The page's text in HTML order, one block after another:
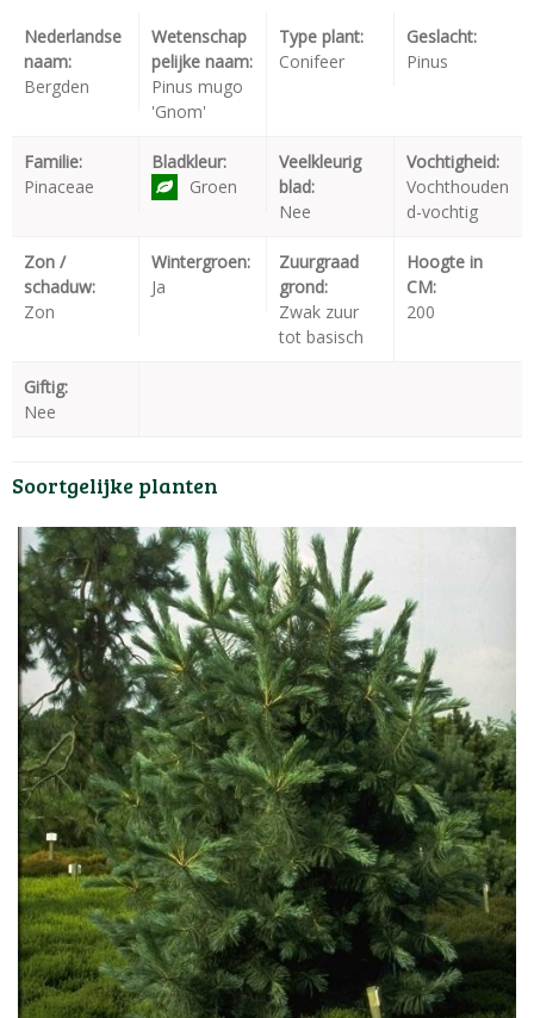
Nederlandse
naam:
Bergden
Wetenschap
pelijke naam:
Pinus mugo
'Gnom'
Type plant:
Conifeer
Geslacht:
Pinus
Familie:
Pinaceae
Bladkleur:
Groen
Veelkleurig
blad:
Nee
Vochtigheid:
Vochthouden
d-vochtig
Zon /
schaduw:
Zon
Wintergroen:
Ja
Zuurgraad
grond:
Zwak zuur
tot basisch
Hoogte in
CM:
200
Giftig:
Nee
Soortgelijke planten